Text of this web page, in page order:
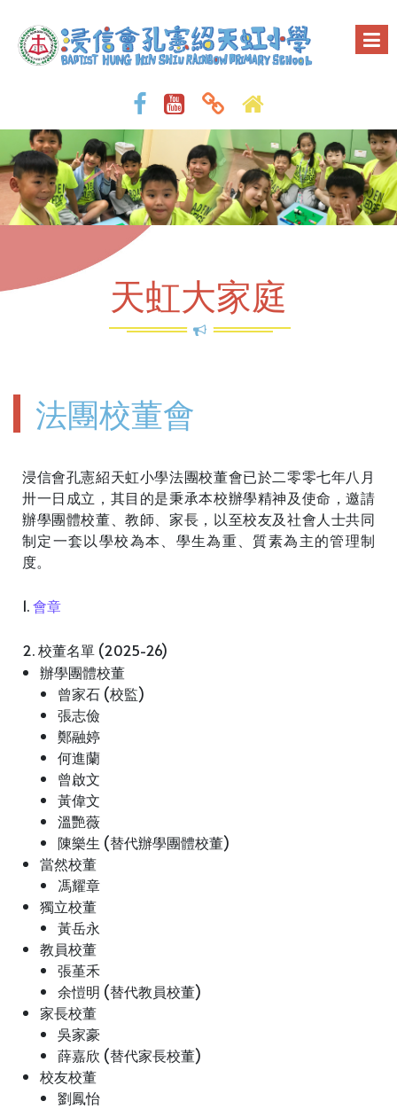
天虹大家庭
法團校董會
浸信會孔憲紹天虹小學法團校董會已於二零零七年八月
卅一日成立，其目的是秉承本校辦學精神及使命，邀請
辦學團體校董、教師、家長，以至校友及社會人士共同
制定一套以學校為本、學生為重、質素為主的管理制
度。
1.會章
2. 校董名單 (2025-26)
辦學團體校董
曾家石 (校監)
張志儉
鄭融婷
何進蘭
曾啟文
黃偉文
溫艷薇
陳樂生 (替代辦學團體校董)
當然校董
馮耀章
獨立校董
黃岳永
教員校董
張堇禾
余愷明 (替代教員校董)
家長校董
吳家豪
薛嘉欣 (替代家長校董)
校友校董
劉鳳怡